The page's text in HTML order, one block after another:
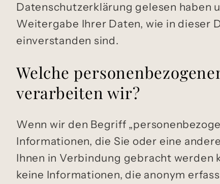
Datenschutzerklärung gelesen haben
Weitergabe Ihrer Daten, wie in dieser
einverstanden sind.
Welche
verarbeiten wir?
Wenn wir den Begriff
Informationen, die Sie oder eine
Ihnen in Verbindung gebracht werden
keine Informationen, die anonym